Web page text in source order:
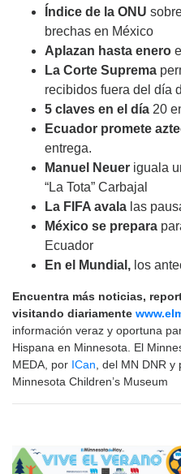
Índice de la ONU
brechas en México
Aplazan hasta enero
La Corte Suprema
recibidos fuera del día
5 claves en el día 20
Ecuador promete
entrega.
Manuel Neuer iguala
“La Tota” Carbajal
La FIFA avala las
México se prepara
Ecuador
En el Mundial, los
Encuentra más noticias,
visitando diariamente
información veraz y oportuna
Hispana en Minnesota. El
MEDA, por ICan , del MN DNR y
Minnesota Children’s Museum